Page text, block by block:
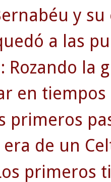
y
a las
Rozando la
en
primeros
era de un
primeros